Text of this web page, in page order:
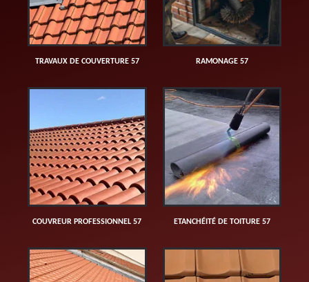
TRAVAUX DE COUVERTURE 57 RAMONAGE 57
COUVREUR PROFESSIONNEL 57 ETANCHÉITÉ DE TOITURE 57